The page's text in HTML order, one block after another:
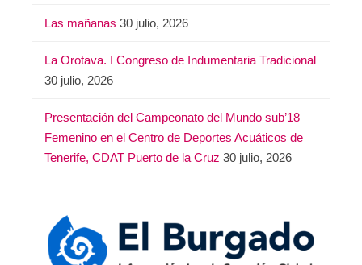
Las mañanas 30 julio, 2026
La Orotava. I Congreso de Indumentaria Tradicional
30 julio, 2026
Presentación del Campeonato del Mundo sub’18
Femenino en el Centro de Deportes Acuáticos de
Tenerife, CDAT Puerto de la Cruz 30 julio, 2026